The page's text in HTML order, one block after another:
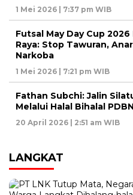
1 Mei 2026 | 7:37 pm WIB
Futsal May Day Cup
Raya: Stop Tawuran,
Narkoba
1 Mei 2026 | 7:21 pm WIB
Fathan Subchi: Jalin
Melalui Halal Bihalal PDBN
20 April 2026 | 2:51 am WIB
LANGKAT